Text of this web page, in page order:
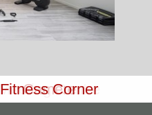
Meeting Centre
Camere
Fitness Corner